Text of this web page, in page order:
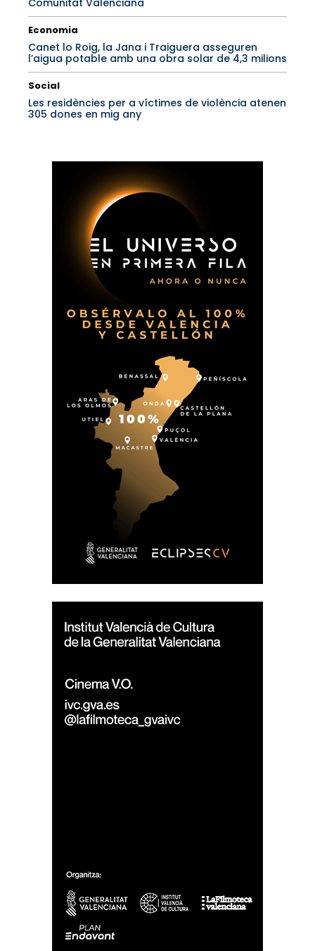
Comunitat Valenciana
Economia
Canet lo Roig, la Jana i Traiguera asseguren
l’aigua potable amb una obra solar de 4,3 milions
Social
Les residències per a víctimes de violència atenen
305 dones en mig any